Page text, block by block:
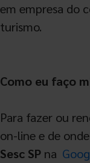
em empresa do
turismo.
Como eu faço
Para fazer ou
on-line e de
Sesc SP na